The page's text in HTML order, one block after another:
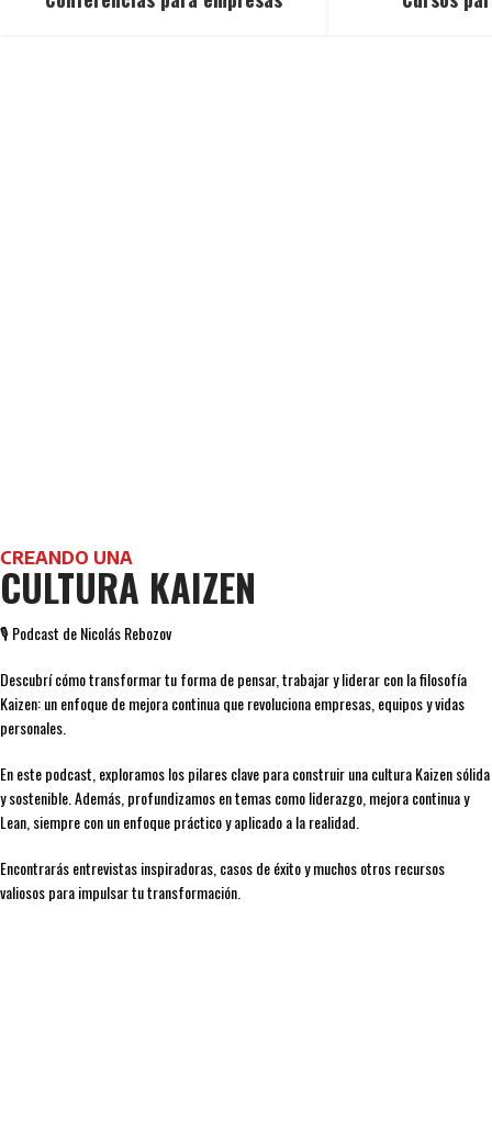
CREANDO UNA
CULTURA KAIZEN
🎙️ Podcast de Nicolás Rebozov
Descubrí cómo transformar tu forma de pensar, trabajar y liderar con la filosofía
Kaizen: un enfoque de mejora continua que revoluciona empresas, equipos y vidas
personales.
En este podcast, exploramos los pilares clave para construir una cultura Kaizen sólida
y sostenible. Además, profundizamos en temas como liderazgo, mejora continua y
Lean, siempre con un enfoque práctico y aplicado a la realidad.
Encontrarás entrevistas inspiradoras, casos de éxito y muchos otros recursos
valiosos para impulsar tu transformación.